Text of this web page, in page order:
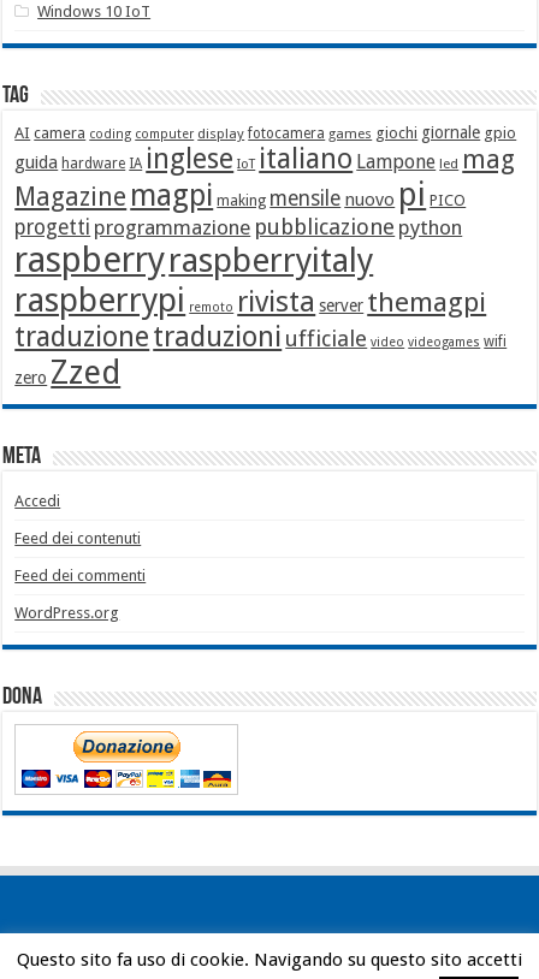
Windows 10 IoT
Tag
AI camera coding computer display fotocamera games giochi giornale gpio
guida hardware IA inglese IoT italiano Lampone led mag
Magazine magpi making mensile nuovo pi PICO
progetti programmazione pubblicazione python
raspberryraspberryitaly
raspberrypi remoto rivista server themagpi
traduzionetraduzioni ufficiale video videogames wifi
zero Zzed
Meta
Accedi
Feed dei contenuti
Feed dei commenti
WordPress.org
Dona
Powered by WordPress| Designed by Bob Vann
Questo sito fa uso di cookie. Navigando su questo sito accetti